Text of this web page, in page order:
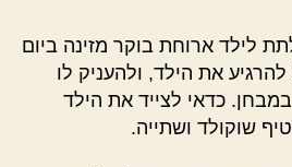
לילד ארוחת בוקר מזינה ביום
את הילד, ולהעניק לו
כדאי לצייד את הילד
שוקולד ושתייה.